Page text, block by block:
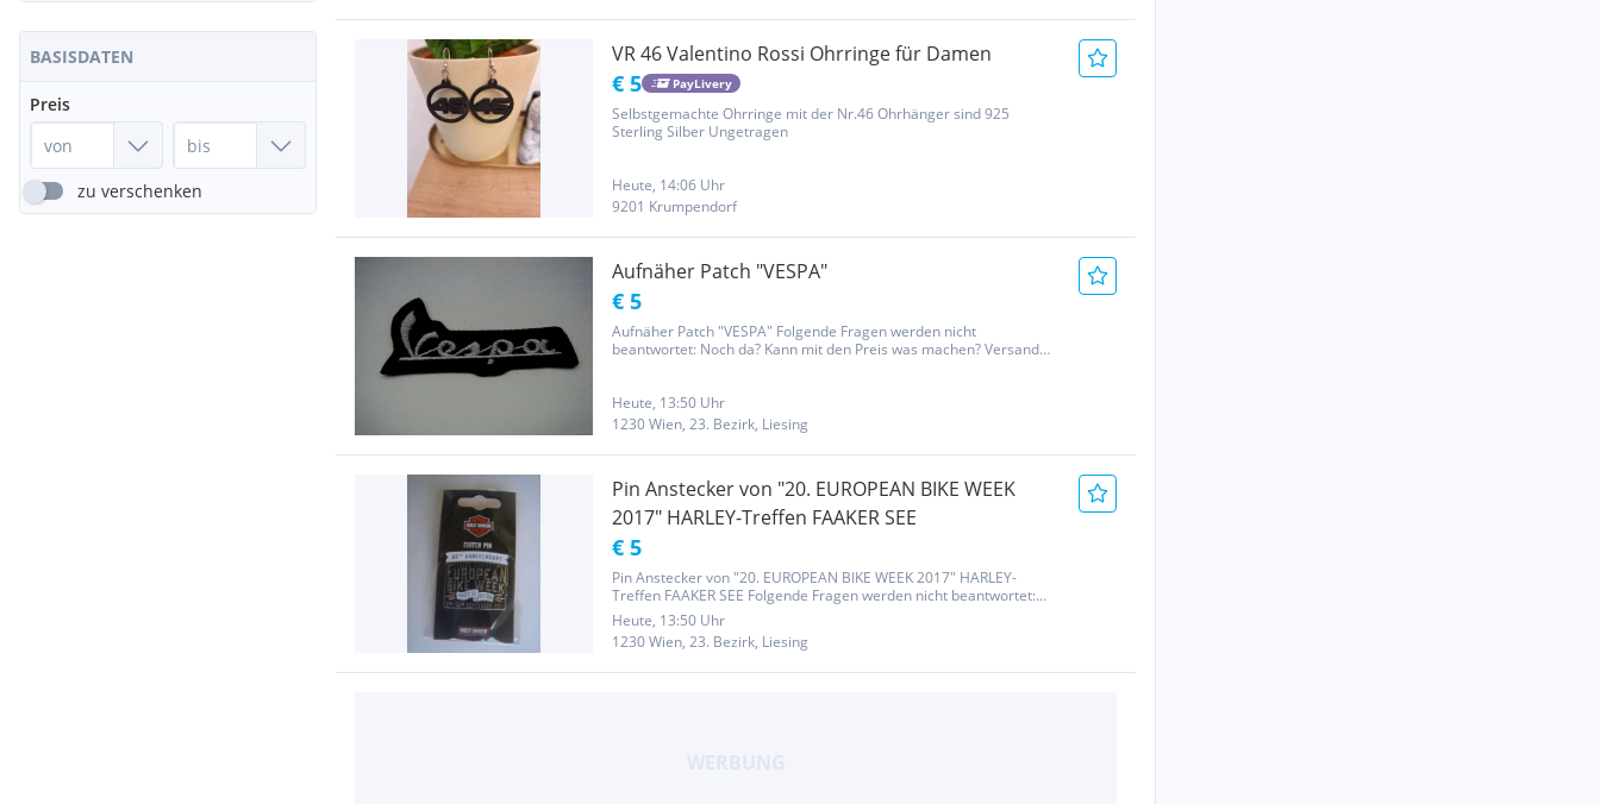
BASISDATEN
Preis
zu verschenken
VR 46 Valentino Rossi Ohrringe für Damen
€ 5 PayLivery
Selbstgemachte Ohrringe mit der Nr.46 Ohrhänger sind 925
Sterling Silber Ungetragen
Heute, 14:06 Uhr
9201 Krumpendorf
Aufnäher Patch "VESPA"
€ 5
Aufnäher Patch "VESPA" Folgende Fragen werden nicht
beantwortet: Noch da? Kann mit den Preis was machen? Versand
eine...
Heute, 13:50 Uhr
1230 Wien, 23. Bezirk, Liesing
Pin Anstecker von "20. EUROPEAN BIKE WEEK
2017" HARLEY-Treffen FAAKER SEE
€ 5
Pin Anstecker von "20. EUROPEAN BIKE WEEK 2017" HARLEY-
Treffen FAAKER SEE Folgende Fragen werden nicht beantwortet:
Noch da? Kann mit den Preis was machen? Versand dabei? Diese
Fragen werden ignoriert und gelöscht!!! Größe: 3,5x4,0 cm Der Pin
ist neu und...
Heute, 13:50 Uhr
1230 Wien, 23. Bezirk, Liesing